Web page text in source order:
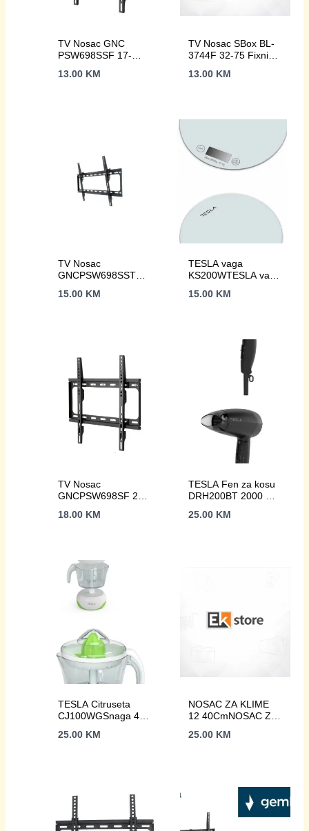
TV Nosac GNC
PSW698SSF 17-
200×200*AKCIJA*
13.00 KM
TV Nosac SBox BL-
3744F 32-75 Fixni
45kg/Vesa 400×400
13.00 KM
TV Nosac
GNCPSW698SST
200×2200
15.00 KM
TESLA vaga
KS200WTESLA vaga
KS200W
15.00 KM
TV Nosac
GNCPSW698SF 26-
30kg;VESA 400×400
18.00 KM
TESLA Fen za kosu
DRH200BT 2000 W /
25.00 KM
TESLA Citruseta
CJ100WGSnaga 40
Dvosmjerno
25.00 KM
NOSAC ZA KLIME
12 40CmNOSAC ZA
40CmNOSAC ZA
25.00 KM